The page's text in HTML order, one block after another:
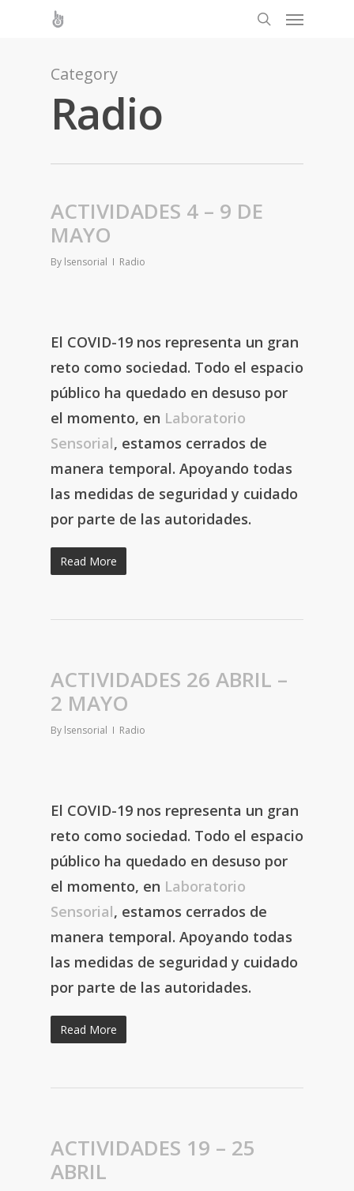
Category
Radio
ACTIVIDADES 4 – 9 DE
MAYO
By lsensorial Radio
El COVID-19 nos representa un gran
reto como sociedad. Todo el espacio
público ha quedado en desuso por
el momento, en Laboratorio
Sensorial, estamos cerrados de
manera temporal. Apoyando todas
las medidas de seguridad y cuidado
por parte de las autoridades.
Read More
ACTIVIDADES 26 ABRIL –
2 MAYO
By lsensorial Radio
El COVID-19 nos representa un gran
reto como sociedad. Todo el espacio
público ha quedado en desuso por
el momento, en Laboratorio
Sensorial, estamos cerrados de
manera temporal. Apoyando todas
las medidas de seguridad y cuidado
por parte de las autoridades.
Read More
ACTIVIDADES 19 – 25
ABRIL